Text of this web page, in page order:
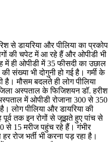
से डायरिया और पीलिया का प्रकोप
की चपेट में आ रहे हैं और ओपीडी भी
ही ओपीडी में 35 फीसदी का उछाल
संख्या भी दोगुनी हो गई है। गर्मी के
है। मौसम बदलते ही लोग पीलिया
अस्पताल के फिजिशयन डॉ. हरीश
में ओपीडी रोजाना 300 से 350
लोग पीलिया और डायरिया की
तक इन रोगों से जूझते हुए पांच से
से 15 मरीज पहुंच रहे हैं। गंभीर
रोज भर्ती भी करना पड़ रहा है।